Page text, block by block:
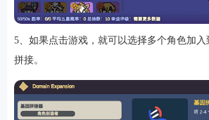
5、如果点击游戏，就可以选择多个角色加
拼接。